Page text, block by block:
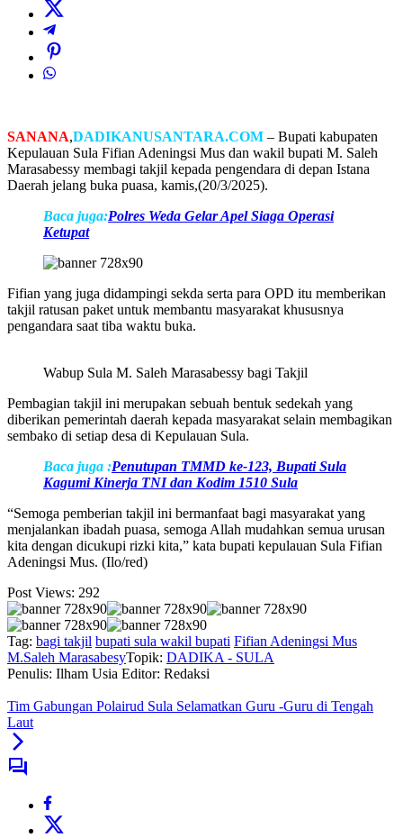
SANANA,DADIKANUSANTARA.COM – Bupati kabupaten
Kepulauan Sula Fifian Adeningsi Mus dan wakil bupati M. Saleh
Marasabessy membagi takjil kepada pengendara di depan Istana
Daerah jelang buka puasa, kamis,(20/3/2025).
Baca juga:Polres Weda Gelar Apel Siaga Operasi
Ketupat
Fifian yang juga didampingi sekda serta para OPD itu memberikan
takjil ratusan paket untuk membantu masyarakat khususnya
pengandara saat tiba waktu buka.
Wabup Sula M. Saleh Marasabessy bagi Takjil
Pembagian takjil ini merupakan sebuah bentuk sedekah yang
diberikan pemerintah daerah kepada masyarakat selain membagikan
sembako di setiap desa di Kepulauan Sula.
Baca juga :Penutupan TMMD ke-123, Bupati Sula
Kagumi Kinerja TNI dan Kodim 1510 Sula
“Semoga pemberian takjil ini bermanfaat bagi masyarakat yang
menjalankan ibadah puasa, semoga Allah mudahkan semua urusan
kita dengan dicukupi rizki kita,” kata bupati kepulauan Sula Fifian
Adeningsi Mus. (Ilo/red)
Post Views: 292
Tag: bagi takjil bupati sula wakil bupati Fifian Adeningsi Mus
M.Saleh MarasabesyTopik: DADIKA - SULA
Penulis: Ilham Usia Editor: Redaksi
Tim Gabungan Polairud Sula Selamatkan Guru -Guru di Tengah
Laut